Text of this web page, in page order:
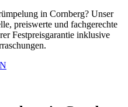
in Cornberg? Unser
preiswerte und fachgerechte
Festpreisgarantie inklusive